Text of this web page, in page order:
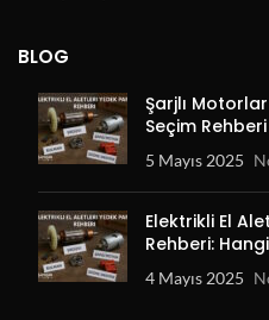
BLOG
Şarjlı
Seçim Rehberi
5 Mayıs 2025
Elektrikli El
Rehberi:
4 Mayıs 2025